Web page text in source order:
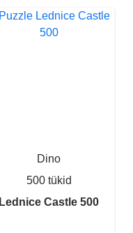
Dino
500 tükid
Lednice Castle 500